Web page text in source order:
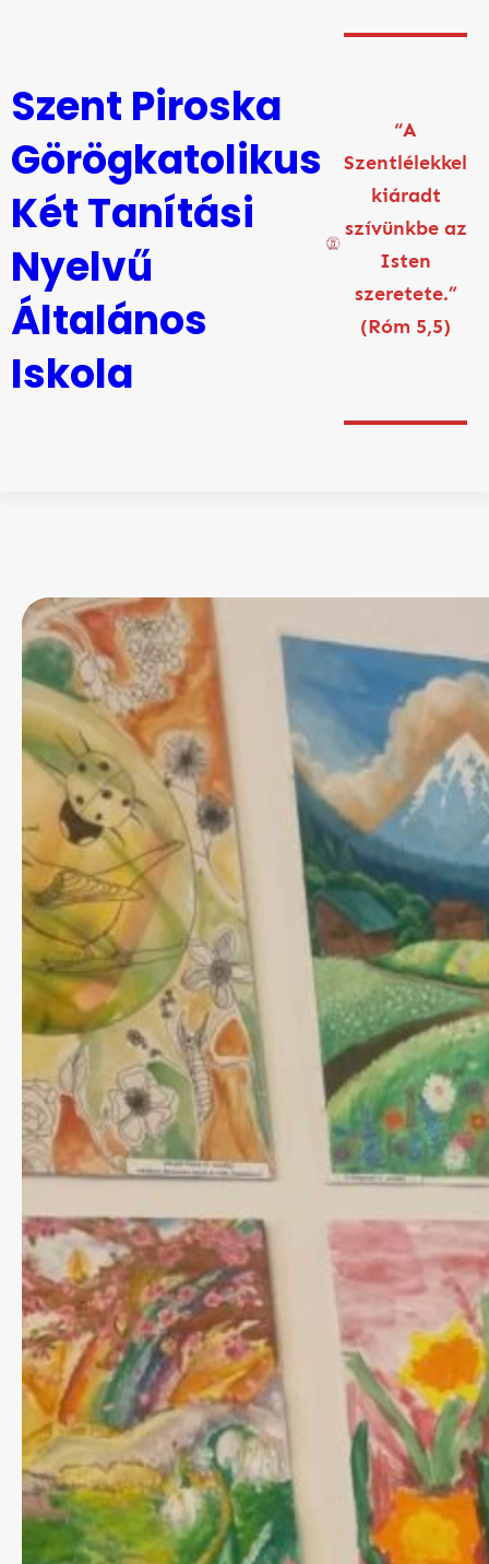
Szent Piroska
Görögkatolikus
Két Tanítási
Nyelvű
Általános
Iskola
“A
Szentlélekkel
kiáradt
szívünkbe az
Isten
szeretete.”
(Róm 5,5)